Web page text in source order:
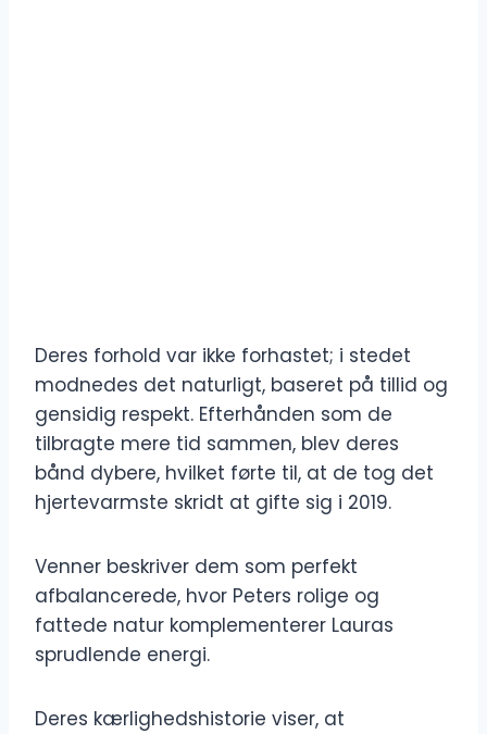
Deres forhold var ikke forhastet; i stedet
modnedes det naturligt, baseret på tillid og
gensidig respekt. Efterhånden som de
tilbragte mere tid sammen, blev deres
bånd dybere, hvilket førte til, at de tog det
hjertevarmste skridt at gifte sig i 2019.
Venner beskriver dem som perfekt
afbalancerede, hvor Peters rolige og
fattede natur komplementerer Lauras
sprudlende energi.
Deres kærlighedshistorie viser, at